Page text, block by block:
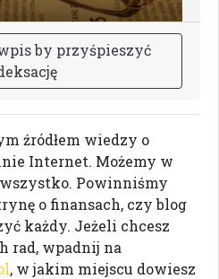
pisby przyśpieszyć
eksację
źródłem wiedzy o
Internet. Możemy w
Powinniśmy
o finansach, czy blog
każdy. Jeżeli chcesz
rad, wpadnij na
, w jakim miejscu dowiesz